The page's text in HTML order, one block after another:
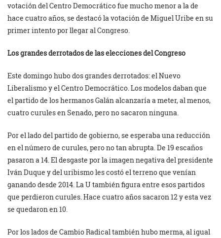
votación del Centro Democrático fue mucho menor a la de
hace cuatro años, se destacó la votación de Miguel Uribe en su
primer intento por llegar al Congreso.
Los grandes derrotados de las elecciones del Congreso
Este domingo hubo dos grandes derrotados: el Nuevo
Liberalismo y el Centro Democrático. Los modelos daban que
el partido de los hermanos Galán alcanzaría a meter, al menos,
cuatro curules en Senado, pero no sacaron ninguna.
Por el lado del partido de gobierno, se esperaba una reducción
en el número de curules, pero no tan abrupta. De 19 escaños
pasaron a 14. El desgaste por la imagen negativa del presidente
Iván Duque y del uribismo les costó el terreno que venían
ganando desde 2014. La U también figura entre esos partidos
que perdieron curules. Hace cuatro años sacaron 12 y esta vez
se quedaron en 10.
Por los lados de Cambio Radical también hubo merma, al igual